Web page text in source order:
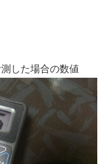
した場合の数値